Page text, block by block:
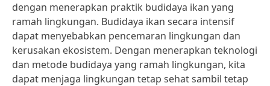
dengan menerapkan praktik budidaya ikan yang
ramah lingkungan. Budidaya ikan secara intensif
dapat menyebabkan pencemaran lingkungan dan
kerusakan ekosistem. Dengan menerapkan teknologi
dan metode budidaya yang ramah lingkungan, kita
dapat menjaga lingkungan tetap sehat sambil tetap